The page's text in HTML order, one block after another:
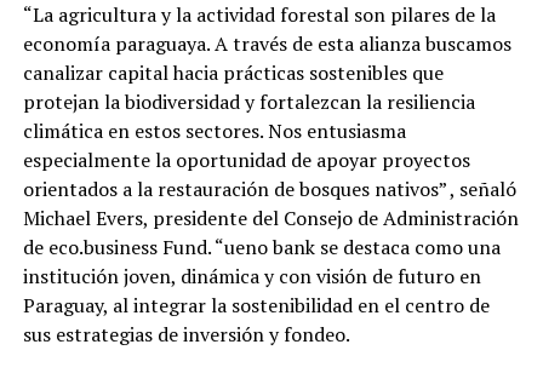
“La agricultura y la actividad forestal son pilares de la
economía paraguaya. A través de esta alianza buscamos
canalizar capital hacia prácticas sostenibles que
protejan la biodiversidad y fortalezcan la resiliencia
climática en estos sectores. Nos entusiasma
especialmente la oportunidad de apoyar proyectos
orientados a la restauración de bosques nativos” , señaló
Michael Evers, presidente del Consejo de Administración
de eco.business Fund. “ueno bank se destaca como una
institución joven, dinámica y con visión de futuro en
Paraguay, al integrar la sostenibilidad en el centro de
sus estrategias de inversión y fondeo.